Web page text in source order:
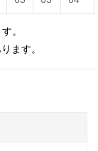
。
ます。